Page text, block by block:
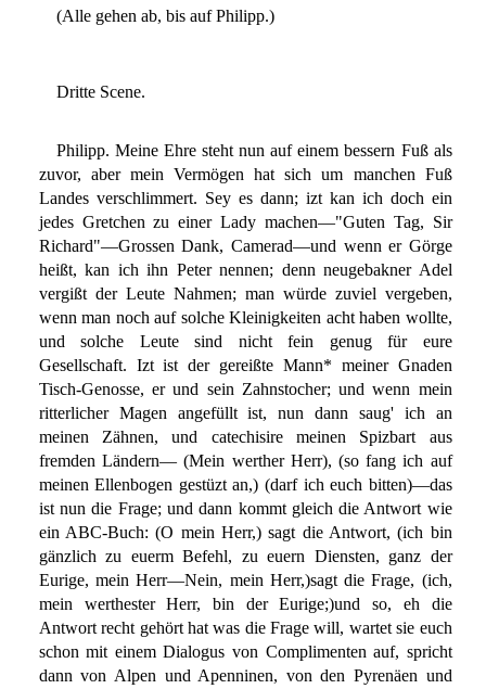
(Alle gehen ab, bis auf Philipp.)
Dritte Scene.
Philipp. Meine Ehre steht nun auf einem bessern Fuß als
zuvor, aber mein Vermögen hat sich um manchen Fuß
Landes verschlimmert. Sey es dann; izt kan ich doch ein
jedes Gretchen zu einer Lady machen—"Guten Tag, Sir
Richard"—Grossen Dank, Camerad—und wenn er Görge
heißt, kan ich ihn Peter nennen; denn neugebakner Adel
vergißt der Leute Nahmen; man würde zuviel vergeben,
wenn man noch auf solche Kleinigkeiten acht haben wollte,
und solche Leute sind nicht fein genug für eure
Gesellschaft. Izt ist der gereißte Mann* meiner Gnaden
Tisch-Genosse, er und sein Zahnstocher; und wenn mein
ritterlicher Magen angefüllt ist, nun dann saug' ich an
meinen Zähnen, und catechisire meinen Spizbart aus
fremden Ländern— (Mein werther Herr), (so fang ich auf
meinen Ellenbogen gestüzt an,) (darf ich euch bitten)—das
ist nun die Frage; und dann kommt gleich die Antwort wie
ein ABC-Buch: (O mein Herr,) sagt die Antwort, (ich bin
gänzlich zu euerm Befehl, zu euern Diensten, ganz der
Eurige, mein Herr—Nein, mein Herr,)sagt die Frage, (ich,
mein werthester Herr, bin der Eurige;)und so, eh die
Antwort recht gehört hat was die Frage will, wartet sie euch
schon mit einem Dialogus von Complimenten auf, spricht
dann von Alpen und Apenninen, von den Pyrenäen und